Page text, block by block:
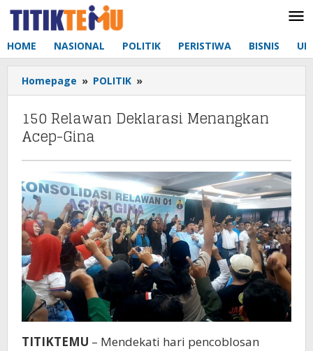
Lewati
HOME NASIONAL POLITIK PERISTIWA BISNIS
Homepage » POLITIK »
Relawan
Deklarasi
Menangkan
150 Relawan Deklarasi Menangkan
Acep-Gina
TITIKTEMU – Mendekati hari pencoblosan